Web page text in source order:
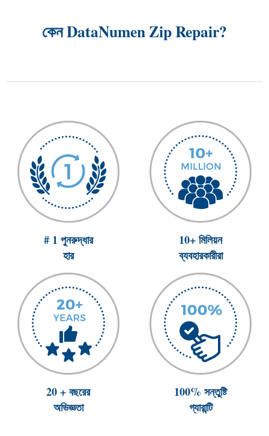
কেন DataNumen Zip Repair?
# 1 পুনরুদ্ধার
হার
10+ মিলিয়ন
ব্যবহারকারীরা
20 + বছরের
অভিজ্ঞতা
100% সন্তুষ্টি
গ্যারান্টি